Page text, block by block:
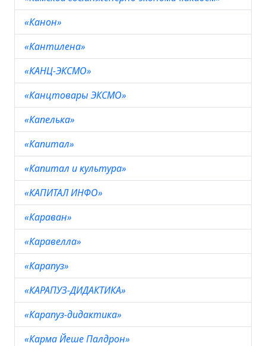
«Канон»
«Кантилена»
«КАНЦ-ЭКСМО»
«Канцтовары ЭКСМО»
«Капелька»
«Капитал»
«Капитал и культура»
«КАПИТАЛ ИНФО»
«Караван»
«Каравелла»
«Карапуз»
«КАРАПУЗ-ДИДАКТИКА»
«Карапуз-дидактика»
«Карма Йеше Палдрон»